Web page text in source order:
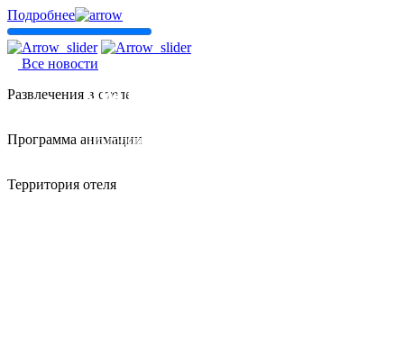
Подробнее
Все новости
Развлечения в отелеСвадьбы и мероприятия
Подробнее
Программа анимации
Территория отеля